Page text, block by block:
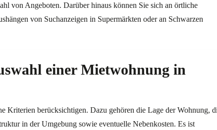
von Angeboten. Darüber hinaus können Sie sich an örtliche
von Suchanzeigen in Supermärkten oder an Schwarzen
einer Mietwohnung in
Kriterien berücksichtigen. Dazu gehören die Lage der Wohnung,
in der Umgebung sowie eventuelle Nebenkosten. Es ist